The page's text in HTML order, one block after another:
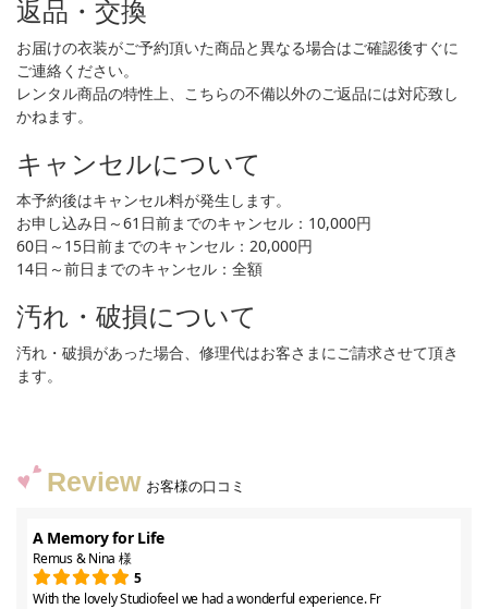
返品・交換
お届けの衣装がご予約頂いた商品と異なる場合はご確認後すぐに
ご連絡ください。
レンタル商品の特性上、こちらの不備以外のご返品には対応致し
かねます。
キャンセルについて
本予約後はキャンセル料が発生します。
お申し込み日～61日前までのキャンセル：10,000円
60日～15日前までのキャンセル：20,000円
14日～前日までのキャンセル：全額
汚れ・破損について
汚れ・破損があった場合、修理代はお客さまにご請求させて頂き
ます。
Review お客様の口コミ
A Memory for Life
Remus & Nina 様
5
With the lovely Studiofeel we had a wonderful experience. Fr